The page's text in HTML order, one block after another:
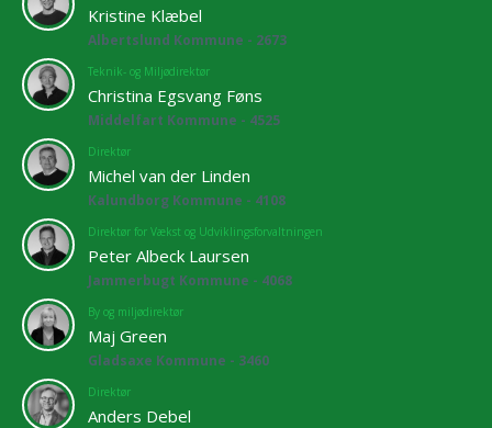
Kristine Klæbel
Albertslund Kommune - 2673
Teknik- og Miljødirektør
Christina Egsvang Føns
Middelfart Kommune - 4525
Direktør
Michel van der Linden
Kalundborg Kommune - 4108
Direktør for Vækst og Udviklingsforvaltningen
Peter Albeck Laursen
Jammerbugt Kommune - 4068
By og miljødirektør
Maj Green
Gladsaxe Kommune - 3460
Direktør
Anders Debel